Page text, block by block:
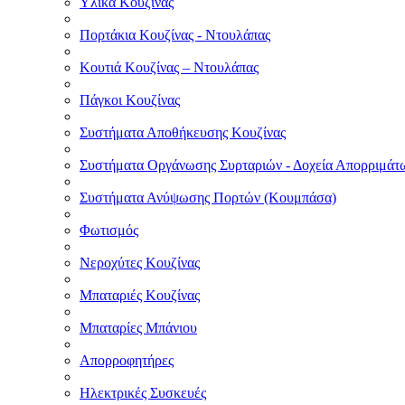
Πορτάκια Κουζίνας - Ντουλάπας
Κουτιά Κουζίνας – Ντουλάπας
Πάγκοι Κουζίνας
Συστήματα Αποθήκευσης Κουζίνας
Συστήματα Οργάνωσης Συρταριών - Δοχεία
Συστήματα Ανύψωσης Πορτών (Κουμπάσα)
Φωτισμός
Νεροχύτες Κουζίνας
Μπαταριές Κουζίνας
Μπαταρίες Μπάνιου
Απορροφητήρες
Ηλεκτρικές Συσκευές